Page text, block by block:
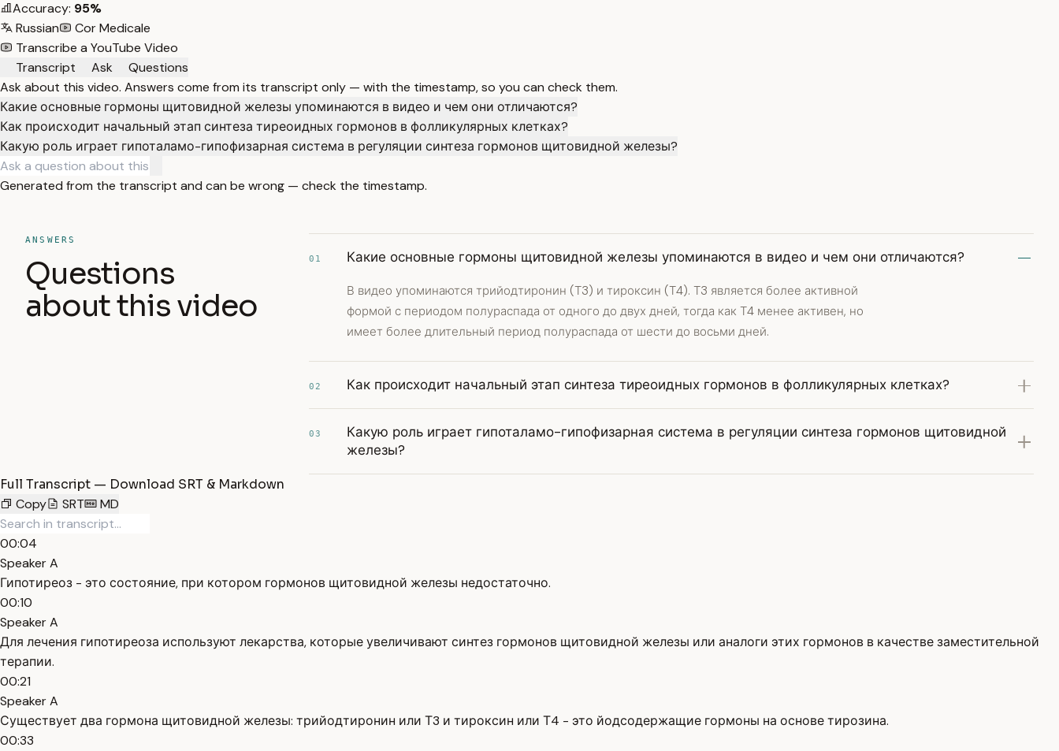
Accuracy: 95%
Russian
Cor Medicale
Transcribe a YouTube Video
Transcript
Ask
Questions
Ask about this video. Answers come from its transcript only — with the timestamp, so you can check them.
Какие основные гормоны щитовидной железы упоминаются в видео и чем они отличаются?
Как происходит начальный этап синтеза тиреоидных гормонов в фолликулярных клетках?
Какую роль играет гипоталамо-гипофизарная система в регуляции синтеза гормонов щитовидной железы?
Generated from the transcript and can be wrong — check the timestamp.
ANSWERS
Questions
about this video
01 Какие основные гормоны щитовидной железы упоминаются в видео и чем они отличаются?
В видео упоминаются трийодтиронин (Т3) и тироксин (Т4). Т3 является более активной
формой с периодом полураспада от одного до двух дней, тогда как Т4 менее активен, но
имеет более длительный период полураспада от шести до восьми дней.
02 Как происходит начальный этап синтеза тиреоидных гормонов в фолликулярных клетках?
03
Какую роль играет гипоталамо-гипофизарная система в регуляции синтеза гормонов щитовидной
железы?
Full Transcript — Download SRT & Markdown
Copy
SRT MD
00:04
Speaker A
Гипотиреоз - это состояние, при котором гормонов щитовидной железы недостаточно.
00:10
Speaker A
Для лечения гипотиреоза используют лекарства, которые увеличивают синтез гормонов щитовидной железы или аналоги этих гормонов в качестве заместительной
терапии.
00:21
Speaker A
Существует два гормона щитовидной железы: трийодтиронин или Т3 и тироксин или Т4 - это йодсодержащие гормоны на основе тирозина.
00:33